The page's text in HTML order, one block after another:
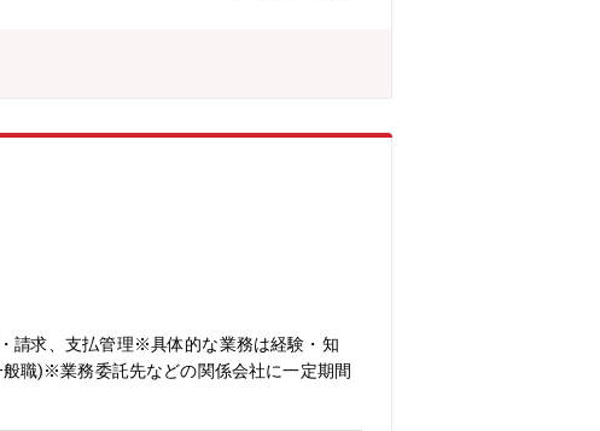
請求、支払管理※具体的な業務は経験・知
職)※業務委託先などの関係会社に一定期間